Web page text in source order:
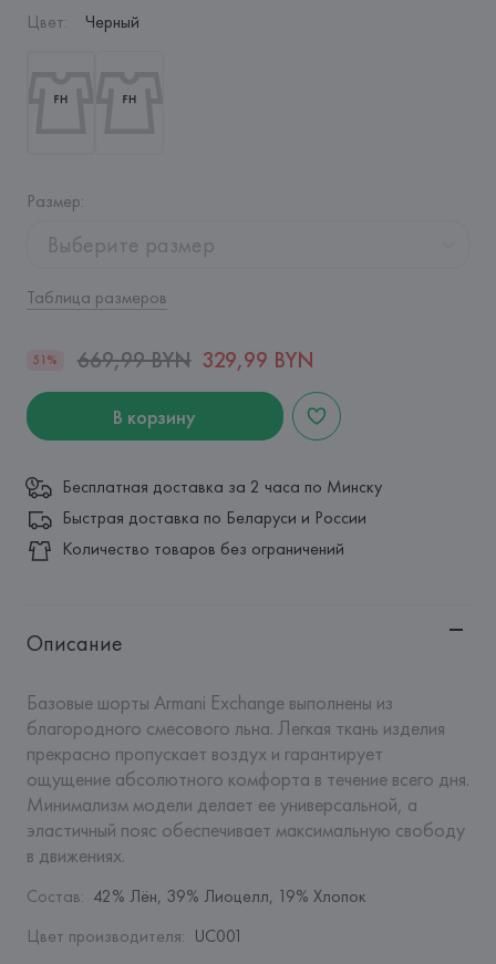
Цвет: Черный
Размер:
Выберите размер
Таблица размеров
51% 669,99 BYN 329,99 BYN
В корзину
Бесплатная доставка за 2 часа по Минску
Быстрая доставка по Беларуси и России
Количество товаров без ограничений
Описание
Базовые шорты Armani Exchange выполнены из
благородного смесового льна. Легкая ткань изделия
прекрасно пропускает воздух и гарантирует
ощущение абсолютного комфорта в течение всего дня.
Минимализм модели делает ее универсальной, а
эластичный пояс обеспечивает максимальную свободу
в движениях.
Состав: 42% Лён, 39% Лиоцелл, 19% Хлопок
Цвет производителя: UC001